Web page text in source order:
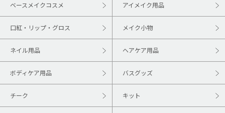
ベースメイクコスメ アイメイク用品
口紅・リップ・グロス メイク小物
ネイル用品 ヘアケア用品
ボディケア用品 バスグッズ
チーク キット